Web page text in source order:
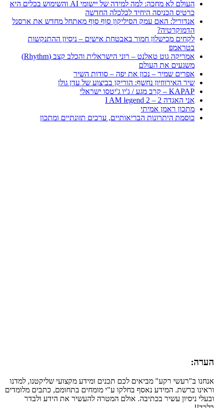
העולם לא מחכה: למה למידה של יישומי AI והשימוש בכלים היא
כרטיס הכניסה היחיד לכלכלה החדשה
אנדוריל: האם עמק הסיליקון סוף סוף מאתחל מחדש את ארסנל
הדמוקרטיה?
לקחים מכישלון חמור באבטחת אישים – ניסיון ההתנקשות
בטראמפ
אמריקה גוט טאלנט – רוני הישראלית והכלב קצב (Rhythm)
משגעים את העולם
אפרים שמיר – נכון את יפה – סודות השיר
שיר האירווזיון נחשף: הוריקן בביצוע של עדן גולן
KAPAP – קרב מגע / ג'יו ג'יטסו ישראלי
אני האגדה 2 – I AM legend 2
מתכון ראמן אמיתי
כוסמת היתרונות הבריאותיים, ערכים תזונתיים ומתכון
הערה:
אנחנו ב"רעשי רקע" מביאים לכם תכנים ומידע מקצועי שליקטנו, למדנו
וראינו ברשת. המידע נאסף בחלקו ע"י מומחים בתחומם, כתבים מלומדים
ובעלי ניסיון עשיר בכתיבה. אולם המטרה להעשיר את הידע ולבדר